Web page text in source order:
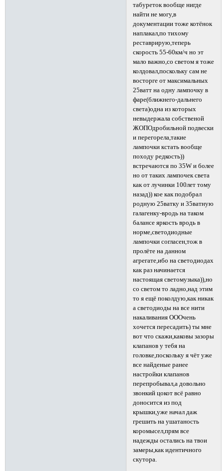
табуреток вообще нигде
найти не могу,в
документации тоже котёнок
наплакал,по тихому
реставрирую,теперь
скорость 55-60км/ч но эт
мало важно,со светом я тоже
колдовал,поскольку сам не
восторге от максимальных
25ватт на одну лампочку в
фаре(ближнего-дальнего
света)одна из которых
невыдержала собственой
ЖОПОдробильной подвески
и перегорела,такие
лампочки кстать вообще
походу редкость))
встречаются по 35W и более
но от таких лампочек света
как от лучинки 100лет тому
назад)) кое как подобрал
родную 25ватку и 35ватную
галагенку-вродь на таком
балансе яркость вродь в
норме,светодиодные
лампочки согласен,тож в
пролёте на данном
агрегате,ибо на светодиодах
как раз начинается
настоящая светомузыка)),но
со светом то ладно,над этим
то я ещё поколдую,как никак
а светодиоды на все нити
накаливания ОООчень
хочется пересадить) ты мне
вот что скажи,каковы зазоры
клапанов у тебя на
головке,поскольку я чёт уже
все найденые ранее
настройки клапанов
перепробывал,а довольно
звонкий цокот всё равно
доносится из под
крышки,уже начал даж
грешить на ушатаность
коромысел,прям все
надежды остались на твои
замеры,как идентичного
скутора.